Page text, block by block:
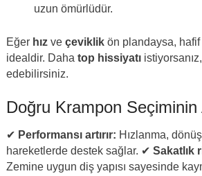
uzun ömürlüdür.
Eğer hızve çeviklikön plandaysa,
idealdir. Daha top hissiyatı
edebilirsiniz.
Doğru Krampon Seçiminin
✔ Performansı artırır: Hızlanma,
hareketlerde destek sağlar. ✔ Sakatlık
Zemine uygun diş yapısı sayesinde